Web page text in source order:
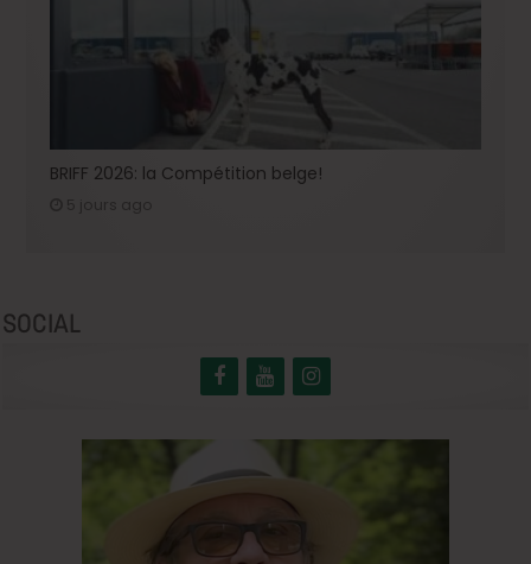
BRIFF 2026: la Compétition belge!
SOCIAL